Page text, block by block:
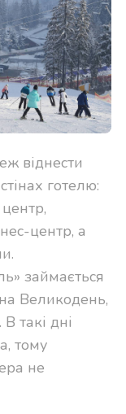
віднести
готелю:
центр, а
займається
на Великодень,
такі дні
тому
не